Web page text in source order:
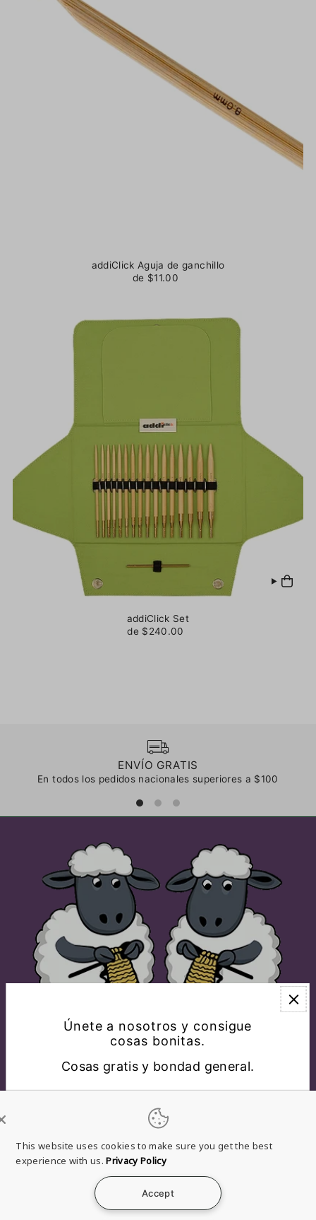
addiClick Aguja de ganchillo
de $11.00
addiClick Set
de $240.00
ENVÍO GRATIS
En todos los pedidos nacionales superiores a $100
EXPLORAR
CONÉCTATE CON NOSOTROS
Política de Términos Política
USD $
Únete a nosotros y consigue
cosas bonitas.
Cosas gratis y bondad general.
*Al completar este formulario, te registras para recibir
nuestros correos electrónicos y puedes cancelar la
This website uses cookies to make sure you get the best
experience with us. Privacy Policy
Accept